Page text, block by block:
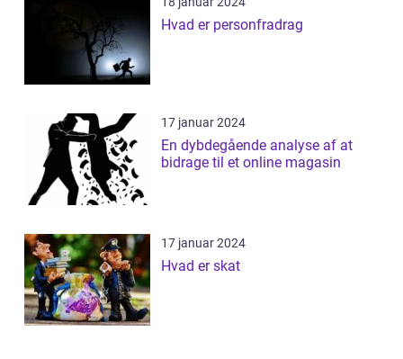
Hvad er personfradrag
17 januar 2024
En dybdegående analyse af at
bidrage til et online magasin
17 januar 2024
Hvad er skat